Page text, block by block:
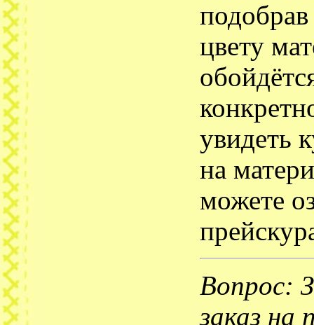
цвету
увидеть
на
можете
Вопрос:
заказ на